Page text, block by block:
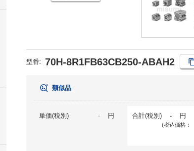
型番: 70H-8R1FB63CB250-ABAH2
類似品
単価(税別) - 円 合計(税別) - 円
(税込価格：